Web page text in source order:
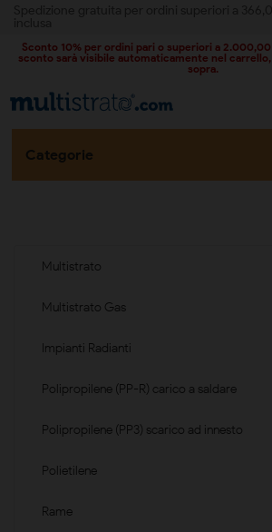
Sconto 10% per ordini pari o superiori a
sconto sarà visibile automaticamente nel
sopra.
Categorie
Multistrato
Multistrato Gas
Impianti Radianti
Polipropilene (PP-R) carico a saldare
Polipropilene (PP3) scarico ad innesto
Polietilene
Rame